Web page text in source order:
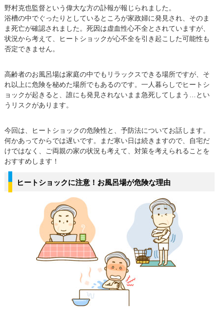
野村克也監督という偉大な方の訃報が報じられました。
浴槽の中でぐったりとしているところが家政婦に発見され、そのま
ま死亡が確認されました。死因は虚血性心不全とされていますが、
状況から考えて、ヒートショックが心不全を引き起こした可能性も
否定できません。
高齢者のお風呂場は家庭の中でもリラックスできる場所ですが、そ
れ以上に危険を秘めた場所でもあるのです。一人暮らしでヒートシ
ョックが起きると、誰にも発見されないまま急死してしまう…とい
うリスクがあります。
今回は、ヒートショックの危険性と、予防法についてお話します。
何かあってからでは遅いです。まだ寒い日は続きますので、自宅だ
けではなく、ご両親の家の状況も考えて、対策を考えられることを
おすすめします！
ヒートショックに注意！お風呂場が危険な理由